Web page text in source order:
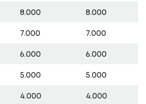
8.000 8.000
7.000 7.000
6.000 6.000
5.000 5.000
4.000 4.000